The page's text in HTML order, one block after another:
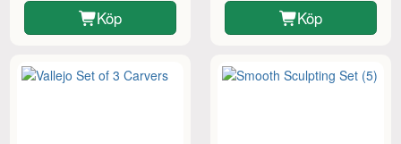
Köp Köp